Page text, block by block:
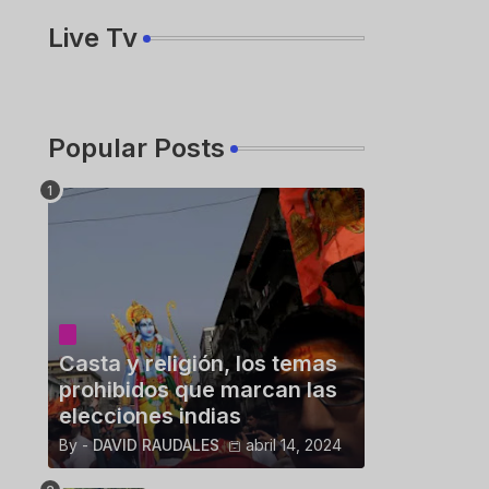
Live Tv
Popular Posts
Casta y religión, los temas
prohibidos que marcan las
elecciones indias
By - DAVID RAUDALES abril 14, 2024